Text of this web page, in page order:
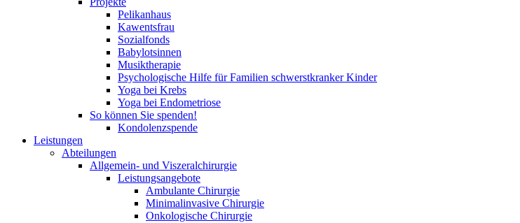
Pelikanhaus
Kawentsfrau
Sozialfonds
Babylotsinnen
Musiktherapie
Psychologische Hilfe für Familien schwerstkranker Kinder
Yoga bei Krebs
Yoga bei Endometriose
So können Sie spenden!
Kondolenzspende
Leistungen
Abteilungen
Allgemein- und Viszeralchirurgie
Leistungsangebote
Ambulante Chirurgie
Minimalinvasive Chirurgie
Onkologische Chirurgie